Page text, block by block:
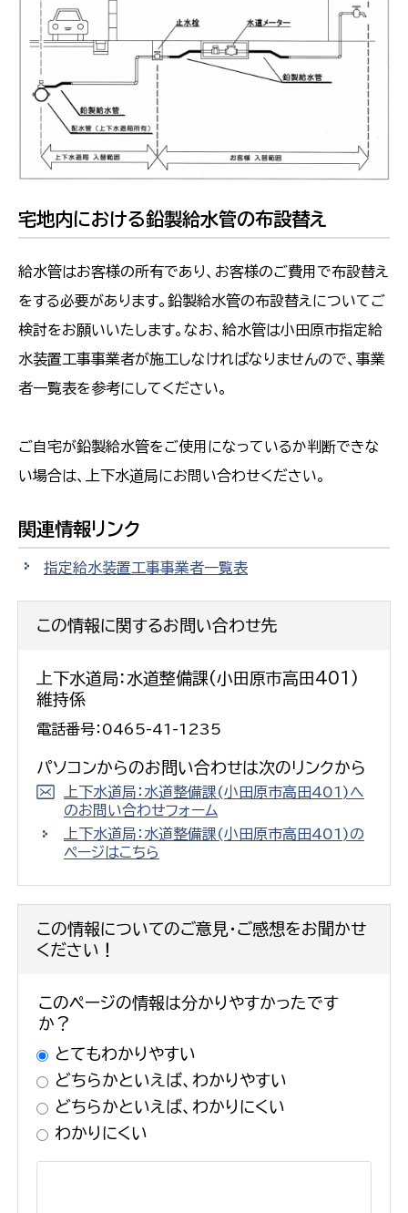
宅地内における鉛製給水管の布設替え
給水管はお客様の所有であり、お客様のご費用で布設替え
をする必要があります。鉛製給水管の布設替えについてご
検討をお願いいたします。なお、給水管は小田原市指定給
水装置工事事業者が施工しなければなりませんので、事業
者一覧表を参考にしてください。
ご自宅が鉛製給水管をご使用になっているか判断できな
い場合は、上下水道局にお問い合わせください。
関連情報リンク
指定給水装置工事事業者一覧表
この情報に関するお問い合わせ先
上下水道局：水道整備課(小田原市高田401)
維持係
電話番号：0465-41-1235
パソコンからのお問い合わせは次のリンクから
上下水道局：水道整備課(小田原市高田401)へ
のお問い合わせフォーム
上下水道局：水道整備課(小田原市高田401)の
ページはこちら
この情報についてのご意見・ご感想をお聞かせ
ください！
このページの情報は分かりやすかったです
か？
とてもわかりやすい
どちらかといえば、わかりやすい
どちらかといえば、わかりにくい
わかりにくい